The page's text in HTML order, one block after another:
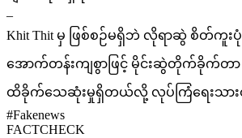
–
Khit Thit မှ ဖြစ်စဉ်မရှိဘဲ လိုရာဆွဲ စိတ်ကူး
အောက်တန်းကျစွာဖြင့် မိုင်းဆွဲတိုက်ခိုက်တာ လုံ
ထိခိုက်သေဆုံးမှုရှိတယ်လို့ လုပ်ကြံရေးသားထ
#Fakenews
FACTCHECK